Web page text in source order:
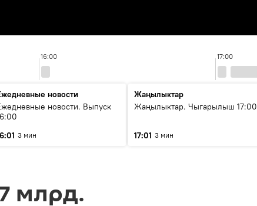
16:00 17:00
новости
новости. Выпуск
3 мин
Жаңылыктар
Жаңылыктар. Чыгарылыш 17:00
17:01 3 мин
млрд.